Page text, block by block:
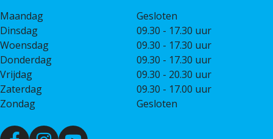
Maandag
Gesloten
Dinsdag
09.30 - 17.30 uur
Woensdag
09.30 - 17.30 uur
Donderdag
09.30 - 17.30 uur
Vrijdag
09.30 - 20.30 uur
Zaterdag
09.30 - 17.00 uur
Zondag
Gesloten